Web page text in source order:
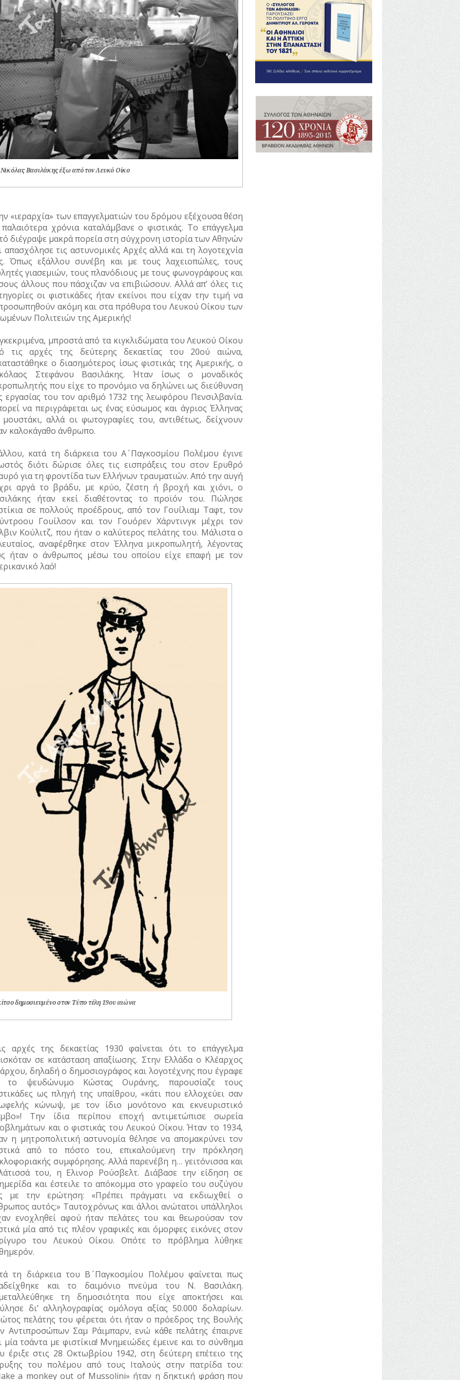
Βασιλάκης έξω από τον Λευκό Οίκο
«ιεραρχία» των επαγγελματιών του δρόμου εξέχουσα θέση
χρόνια καταλάμβανε ο φιστικάς. Το επάγγελμα
διέγραψε μακρά πορεία στη σύγχρονη ιστορία των Αθηνών
απασχόλησε τις αστυνομικές Αρχές αλλά και τη λογοτεχνία
Όπως εξάλλου συνέβη και με τους λαχειοπώλες, τους
γιασεμιών, τους πλανόδιους με τους φωνογράφους και
άλλους που πάσχιζαν να επιβιώσουν. Αλλά απ’ όλες τις
οι φιστικάδες ήταν εκείνοι που είχαν την τιμή να
ακόμη και στα πρόθυρα του Λευκού Οίκου των
Πολιτειών της Αμερικής!
μπροστά από τα κιγκλιδώματα του Λευκού Οίκου
τις αρχές της δεύτερης δεκαετίας του 20ού αιώνα,
ο διασημότερος ίσως φιστικάς της Αμερικής, ο
Στεφάνου Βασιλάκης. Ήταν ίσως ο μοναδικός
που είχε το προνόμιο να δηλώνει ως διεύθυνση
εργασίας του τον αριθμό 1732 της λεωφόρου Πενσιλβανία.
να περιγράφεται ως ένας εύσωμος και άγριος Έλληνας
αλλά οι φωτογραφίες του, αντιθέτως, δείχνουν
καλοκάγαθο άνθρωπο.
κατά τη διάρκεια του Α΄ Παγκοσμίου Πολέμου έγινε
διότι δώρισε όλες τις εισπράξεις του στον Ερυθρό
για τη φροντίδα των Ελλήνων τραυματιών. Από την αυγή
αργά το βράδυ, με κρύο, ζέστη ή βροχή και χιόνι, ο
ήταν εκεί διαθέτοντας το προϊόν του. Πώλησε
σε πολλούς προέδρους, από τον Γουίλιαμ Ταφτ, τον
Γουίλσον και τον Γουόρεν Χάρντινγκ μέχρι τον
Κούλιτζ, που ήταν ο καλύτερος πελάτης του. Μάλιστα ο
αναφέρθηκε στον Έλληνα μικροπωλητή, λέγοντας
ήταν ο άνθρωπος μέσω του οποίου είχε επαφή με τον
λαό!
δημοσιευμένο στον Τύπο τέλη 19ου αιώνα
αρχές της δεκαετίας 1930 φαίνεται ότι το επάγγελμα
σε κατάσταση απαξίωσης. Στην Ελλάδα ο Κλέαρχος
δηλαδή ο δημοσιογράφος και λογοτέχνης που έγραφε
το ψευδώνυμο Κώστας Ουράνης, παρουσίαζε τους
ως πληγή της υπαίθρου, «κάτι που ελλοχεύει σαν
κώνωψ, με τον ίδιο μονότονο και εκνευριστικό
Την ίδια περίπου εποχή αντιμετώπισε σωρεία
και ο φιστικάς του Λευκού Οίκου. Ήταν το 1934,
η μητροπολιτική αστυνομία θέλησε να απομακρύνει τον
από το πόστο του, επικαλούμενη την πρόκληση
συμφόρησης. Αλλά παρενέβη η… γειτόνισσα και
του, η Ελινορ Ρούσβελτ. Διάβασε την είδηση σε
και έστειλε το απόκομμα στο γραφείο του συζύγου
με την ερώτηση: «Πρέπει πράγματι να εκδιωχθεί ο
αυτός;» Ταυτοχρόνως και άλλοι ανώτατοι υπάλληλοι
ενοχληθεί αφού ήταν πελάτες του και θεωρούσαν τον
μία από τις πλέον γραφικές και όμορφες εικόνες στον
του Λευκού Οίκου. Οπότε το πρόβλημα λύθηκε
τη διάρκεια του Β΄ Παγκοσμίου Πολέμου φαίνεται πως
και το δαιμόνιο πνεύμα του Ν. Βασιλάκη.
τη δημοσιότητα που είχε αποκτήσει και
δι’ αλληλογραφίας ομόλογα αξίας 50.000 δολαρίων.
πελάτης του φέρεται ότι ήταν ο πρόεδρος της Βουλής
Αντιπροσώπων Σαμ Ράιμπαρν, ενώ κάθε πελάτης έπαιρνε
μία τσάντα με φιστίκια! Μνημειώδες έμεινε και το σύνθημα
έριξε στις 28 Οκτωβρίου 1942, στη δεύτερη επέτειο της
του πολέμου από τους Ιταλούς στην πατρίδα του:
a monkey out of Mussolini» ήταν η δηκτική φράση που